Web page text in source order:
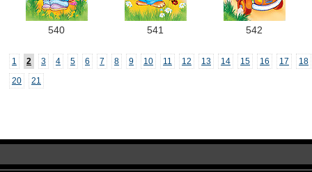
540 541 542
1 2 3 4 5 6 7 8 9 10 11 12 13 14 15 16 17
18
20
21